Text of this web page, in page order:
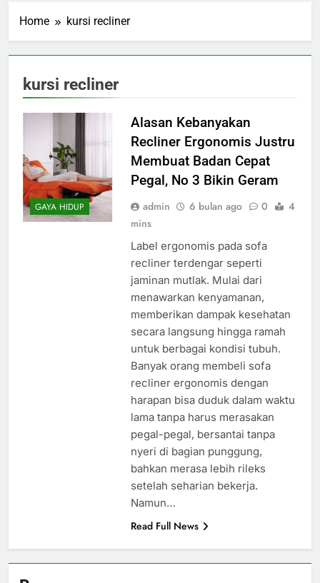
Home kursi recliner
kursi recliner
GAYA HIDUP
Alasan Kebanyakan
Recliner Ergonomis Justru
Membuat Badan Cepat
Pegal, No 3 Bikin Geram
admin 6 bulan ago 0
4
mins
Label ergonomis pada sofa
recliner terdengar seperti
jaminan mutlak. Mulai dari
menawarkan kenyamanan,
memberikan dampak kesehatan
secara langsung hingga ramah
untuk berbagai kondisi tubuh.
Banyak orang membeli sofa
recliner ergonomis dengan
harapan bisa duduk dalam waktu
lama tanpa harus merasakan
pegal-pegal, bersantai tanpa
nyeri di bagian punggung,
bahkan merasa lebih rileks
setelah seharian bekerja.
Namun…
Read Full News